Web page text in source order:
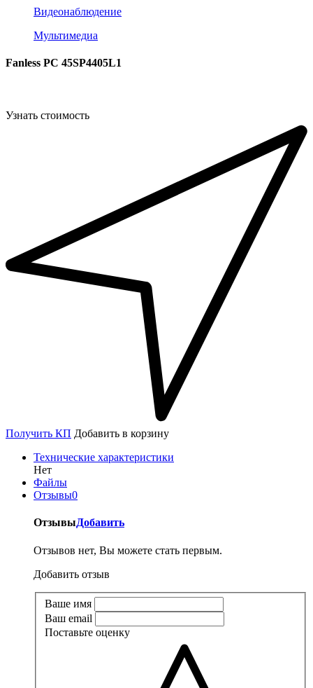
Видеонаблюдение
Мультимедиа
Fanless PC 45SP4405L1
Узнать стоимость
Получить КП Добавить в корзину
Технические характеристики
Нет
Файлы
Отзывы0
ОтзывыДобавить
Отзывов нет, Вы можете стать первым.
Добавить отзыв
Ваше имя
Ваш email
Поставьте оценку